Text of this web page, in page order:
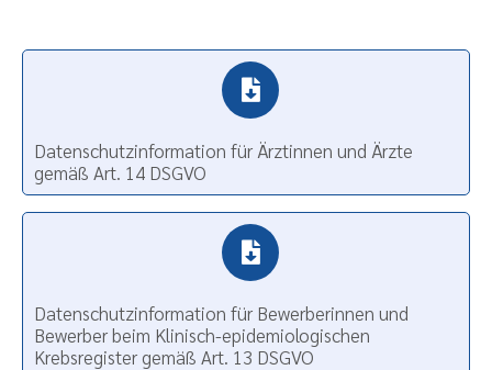
Datenschutzinformation für Ärztinnen und Ärzte
gemäß Art. 14 DSGVO
Datenschutzinformation für Bewerberinnen und
Bewerber beim Klinisch-epidemiologischen
Krebsregister gemäß Art. 13 DSGVO